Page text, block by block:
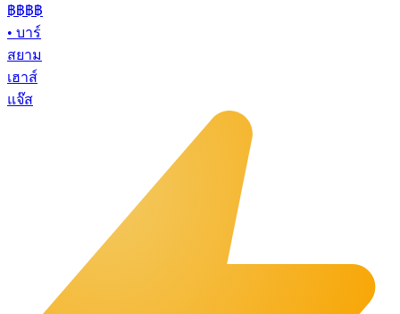
฿฿฿฿
• บาร์
สยาม
เฮาส์
แจ๊ส